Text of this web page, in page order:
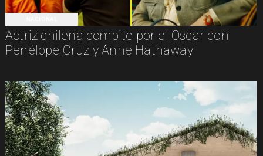
Actriz chilena compite por el Oscar con
Penélope Cruz y Anne Hathaway